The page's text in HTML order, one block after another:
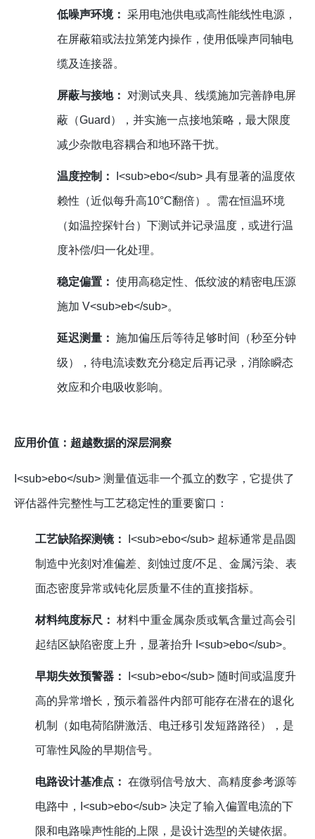
低噪声环境： 采用电池供电或高性能线性电源，
在屏蔽箱或法拉第笼内操作，使用低噪声同轴电
缆及连接器。
屏蔽与接地： 对测试夹具、线缆施加完善静电屏
蔽（Guard），并实施一点接地策略，最大限度
减少杂散电容耦合和地环路干扰。
温度控制： I<sub>ebo</sub> 具有显著的温度依
赖性（近似每升高10°C翻倍）。需在恒温环境
（如温控探针台）下测试并记录温度，或进行温
度补偿/归一化处理。
稳定偏置： 使用高稳定性、低纹波的精密电压源
施加 V<sub>eb</sub>。
延迟测量： 施加偏压后等待足够时间（秒至分钟
级），待电流读数充分稳定后再记录，消除瞬态
效应和介电吸收影响。
应用价值：超越数据的深层洞察
I<sub>ebo</sub> 测量值远非一个孤立的数字，它提供了
评估器件完整性与工艺稳定性的重要窗口：
工艺缺陷探测镜： I<sub>ebo</sub> 超标通常是晶圆
制造中光刻对准偏差、刻蚀过度/不足、金属污染、表
面态密度异常或钝化层质量不佳的直接指标。
材料纯度标尺： 材料中重金属杂质或氧含量过高会引
起结区缺陷密度上升，显著抬升 I<sub>ebo</sub>。
早期失效预警器： I<sub>ebo</sub> 随时间或温度升
高的异常增长，预示着器件内部可能存在潜在的退化
机制（如电荷陷阱激活、电迁移引发短路路径），是
可靠性风险的早期信号。
电路设计基准点： 在微弱信号放大、高精度参考源等
电路中，I<sub>ebo</sub> 决定了输入偏置电流的下
限和电路噪声性能的上限，是设计选型的关键依据。